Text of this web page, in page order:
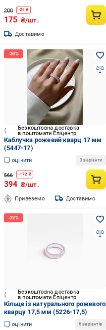
200 -25 ₴
175 ₴/шт.
Доставимо
Безкоштовна доставка
в поштомати Епіцентр
Каблучка рожевий кварц 17 мм
(5447-17)
оцінити 3 варіанти
566 -172 ₴
394 ₴/шт.
Привеземо Доставимо
Безкоштовна доставка
в поштомати Епіцентр
Кільце із натурального рожевого
кварцу 17,5 мм (5226-17,5)
оцінити 6 варіантів